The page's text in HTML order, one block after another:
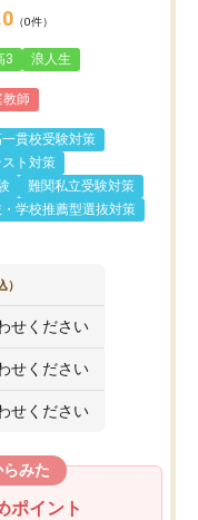
（0件）
3 浪人生
教師
貫校受験対策
ト対策
難関私立受験対策
学校推薦型選抜対策
）
せください
せください
せください
みた
ポイント